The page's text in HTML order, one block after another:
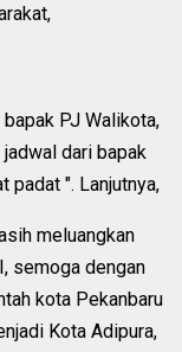
PJ Walikota,
dari bapak
padat ". Lanjutnya,
meluangkan
semoga dengan
kota Pekanbaru
Kota Adipura,